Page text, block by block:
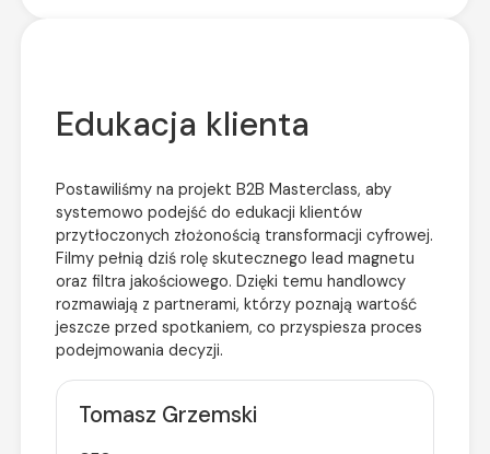
Edukacja klienta
Postawiliśmy na projekt B2B Masterclass, aby
systemowo podejść do edukacji klientów
przytłoczonych złożonością transformacji cyfrowej.
Filmy pełnią dziś rolę skutecznego lead magnetu
oraz filtra jakościowego. Dzięki temu handlowcy
rozmawiają z partnerami, którzy poznają wartość
jeszcze przed spotkaniem, co przyspiesza proces
podejmowania decyzji.
Tomasz Grzemski